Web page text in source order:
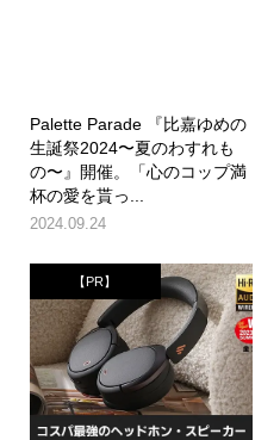
Palette Parade 『比嘉ゆめの
生誕祭2024〜夏のわすれも
の〜』開催。「心のコップ満
杯の愛を貰っ...
2024.09.24
【PR】